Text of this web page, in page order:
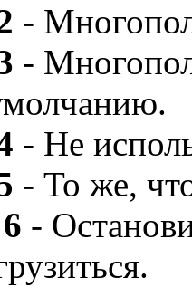
-
-
- Не
- То же,
-